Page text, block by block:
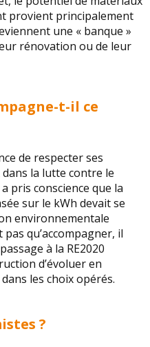
provient principalement
une « banque »
rénovation ou de leur
t-il ce
de respecter ses
la lutte contre le
pris conscience que la
sur le kWh devait se
environnementale
qu’accompagner, il
à la RE2020
d’évoluer en
les choix opérés.
?